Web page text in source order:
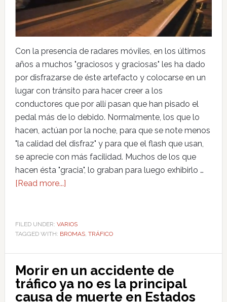
Con la presencia de radares móviles, en los últimos
años a muchos "graciosos y graciosas" les ha dado
por disfrazarse de éste artefacto y colocarse en un
lugar con tránsito para hacer creer a los
conductores que por allí pasan que han pisado el
pedal más de lo debido. Normalmente, los que lo
hacen, actúan por la noche, para que se note menos
"la calidad del disfraz" y para que el flash que usan,
se aprecie con más facilidad. Muchos de los que
hacen ésta "gracia", lo graban para luego exhibirlo …
[Read more...]
FILED UNDER: VARIOS
TAGGED WITH: BROMAS, TRÁFICO
Morir en un accidente de
tráfico ya no es la principal
causa de muerte en Estados